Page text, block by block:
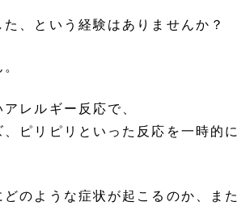
、という経験はありませんか？
レルギー反応で、
ピリピリといった反応を一時的
のような症状が起こるのか、ま